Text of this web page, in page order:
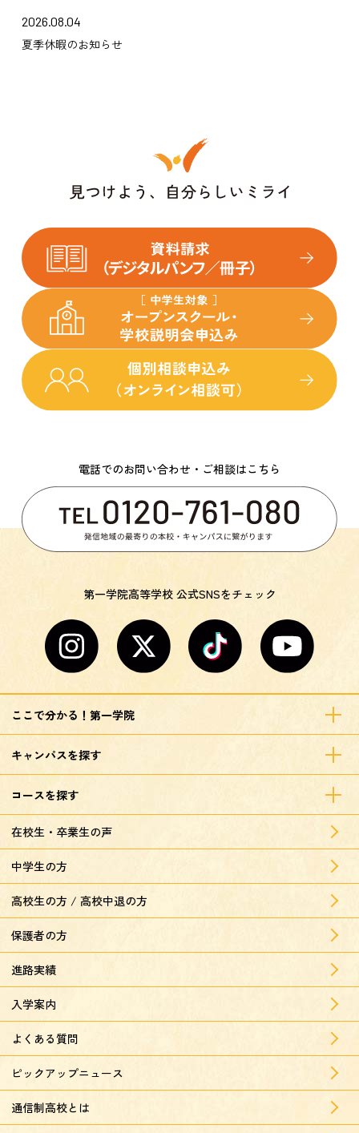
2026.08.04
夏季休暇のお知らせ
電話でのお問い合わせ・ご相談はこちら
第一学院高等学校 公式SNSをチェック
ここで分かる！第一学院
キャンパスを探す
コースを探す
在校生・卒業生の声
中学生の方
高校生の方 / 高校中退の方
保護者の方
進路実績
入学案内
よくある質問
ピックアップニュース
通信制高校とは